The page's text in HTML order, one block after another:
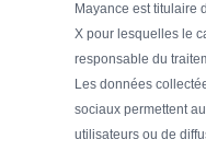
Mayance est titulaire
X pour lesquelles le
responsable du
Les données
sociaux permettent
utilisateurs ou de